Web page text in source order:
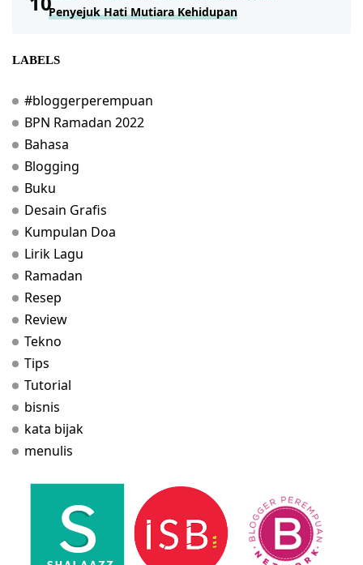
Penyejuk Hati Mutiara Kehidupan
LABELS
#bloggerperempuan
BPN Ramadan 2022
Bahasa
Blogging
Buku
Desain Grafis
Kumpulan Doa
Lirik Lagu
Ramadan
Resep
Review
Tekno
Tips
Tutorial
bisnis
kata bijak
menulis